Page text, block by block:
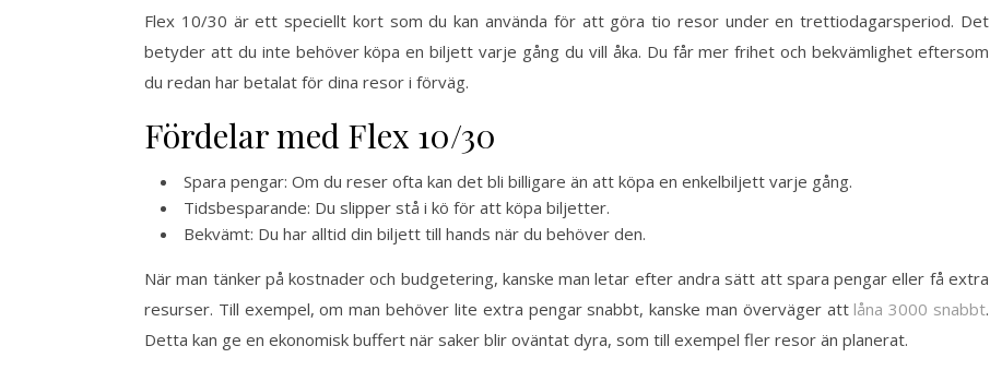
Flex 10/30 är ett speciellt kort som du kan använda för att göra tio resor under en trettiodagarsperiod. Det
betyder att du inte behöver köpa en biljett varje gång du vill åka. Du får mer frihet och bekvämlighet eftersom
du redan har betalat för dina resor i förväg.
Fördelar med Flex 10/30
Spara pengar: Om du reser ofta kan det bli billigare än att köpa en enkelbiljett varje gång.
Tidsbesparande: Du slipper stå i kö för att köpa biljetter.
Bekvämt: Du har alltid din biljett till hands när du behöver den.
När man tänker på kostnader och budgetering, kanske man letar efter andra sätt att spara pengar eller få extra
resurser. Till exempel, om man behöver lite extra pengar snabbt, kanske man överväger att låna 3000 snabbt.
Detta kan ge en ekonomisk buffert när saker blir oväntat dyra, som till exempel fler resor än planerat.